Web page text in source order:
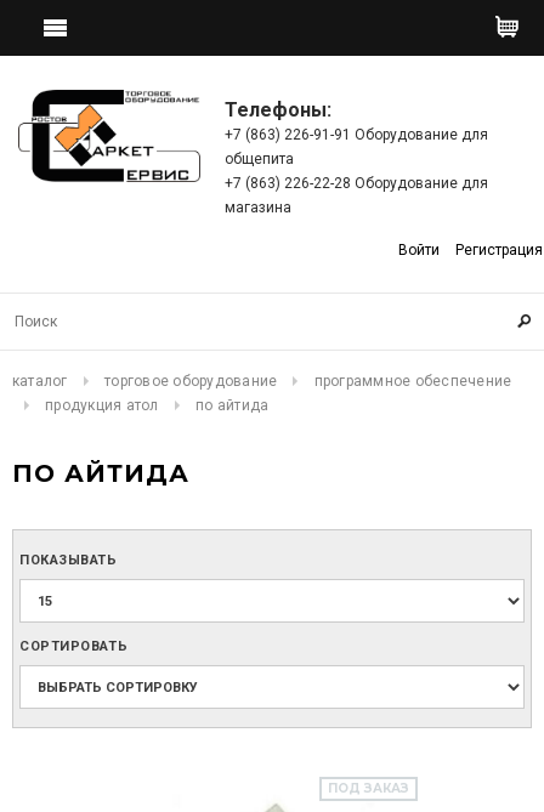
Телефоны:
+7 (863) 226-91-91 Оборудование для
общепита
+7 (863) 226-22-28 Оборудование для
магазина
Войти Регистрация
каталог торговое оборудование
программное обеспечение
продукция атол
по айтида
ПО АЙТИДА
ПОКАЗЫВАТЬ
СОРТИРОВАТЬ
ПОД ЗАКАЗ